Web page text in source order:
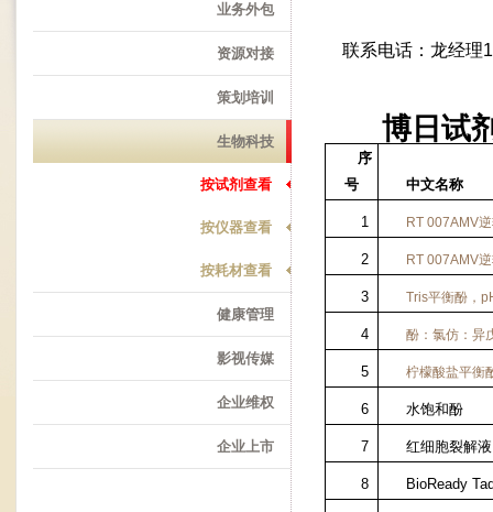
业务外包
资源对接
策划培训
生物科技
按试剂查看
按仪器查看
按耗材查看
健康管理
影视传媒
企业维权
企业上市
联系电话：龙经理
博日试
序
号
中文名称
1 RT 007AMV
2 RT 007AMV
3 Tris平衡酚，
4 酚：氯仿：异
5 柠檬酸盐平衡
6 水饱和酚
7 红细胞裂解液
8 BioReady